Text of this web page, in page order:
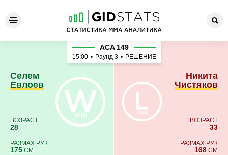
Селем Евлоев - Никита
Селем
Евлоев
ВОЗРАСТ
28
РАЗМАХ РУК
175 СМ
ACA 149
15:00 • Раунд 3 • РЕШЕНИЕ
Никита
Чистяков
ВОЗРАСТ
33
РАЗМАХ РУК
168 СМ